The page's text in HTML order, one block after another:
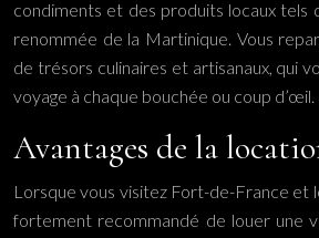
condiments et des produits locaux tels
renommée de la Martinique. Vous
de trésors culinaires et artisanaux, qui
voyage à chaque bouchée ou coup d’œil.
Avantages de la
Lorsque vous visitez Fort-de-France et
fortement recommandé de louer une